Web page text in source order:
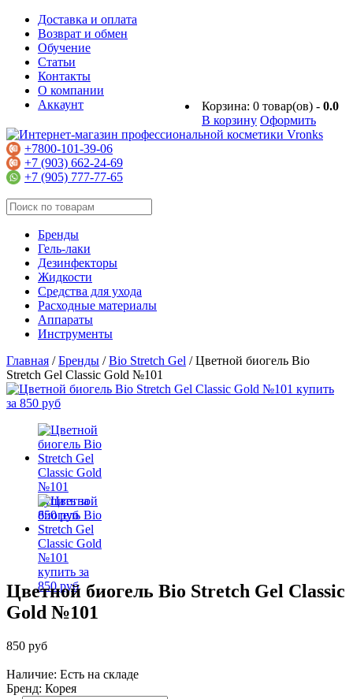
Доставка и оплата
Возврат и обмен
Обучение
Статьи
Контакты
О компании
Корзина: 0 товар(ов) - 0.0
В корзину Оформить
Аккаунт
+7800-101-39-06
+7 (903) 662-24-69
+7 (905) 777-77-65
Бренды
Гель-лаки
Дезинфекторы
Жидкости
Средства для ухода
Расходные материалы
Аппараты
Инструменты
Главная /Бренды /Bio Stretch Gel /Цветной биогель Bio
Stretch Gel Classic Gold №101
Цветной биогель Bio Stretch Gel Classic
Gold №101
850 руб
Наличие: Есть на складе
Бренд: Корея